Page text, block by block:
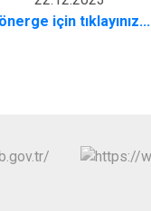
için tıklayınız...